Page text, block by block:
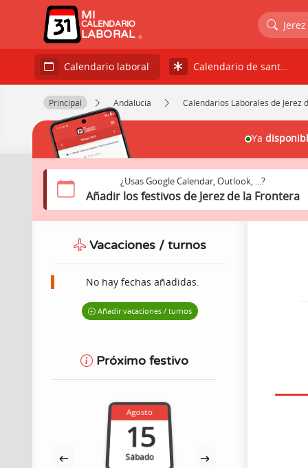
MI
CALENDARIO
LABORAL
Calendario laboral Calendario de santos
Principal Andalucía Calendarios Laborales de Jerez
Vacaciones / turnos
No hay fechas añadidas.
Añadir vacaciones / turnos
Próximo festivo
Agosto
15
Sábado
¿Usas Google Calendar, Outlook, ...?
Añadir los festivos de Jerez de la Frontera
Ya